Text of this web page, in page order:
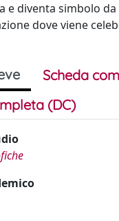
e diventa simbolo
dove viene
Scheda
(DC)